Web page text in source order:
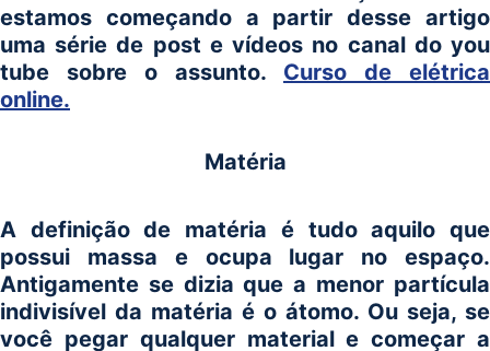
estamos começando a partir desse artigo
uma série de post e vídeos no canal do you
tube sobre o assunto. Curso de elétrica
online.
Matéria
A definição de matéria é tudo aquilo que
possui massa e ocupa lugar no espaço.
Antigamente se dizia que a menor partícula
indivisível da matéria é o átomo. Ou seja, se
você pegar qualquer material e começar a